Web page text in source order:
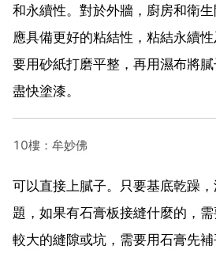
和永續性。對於外牆，廚房和衛
應具備更好的粘結性，粘結永續
要用砂紙打磨平整，再用濕布將
盡快塗漆。
10樓：牟妙佛
可以直接上膩子。只要基底乾躁
題，如果有石膏板接縫什麼的，
較大的縫隙或坑，需要用石膏先